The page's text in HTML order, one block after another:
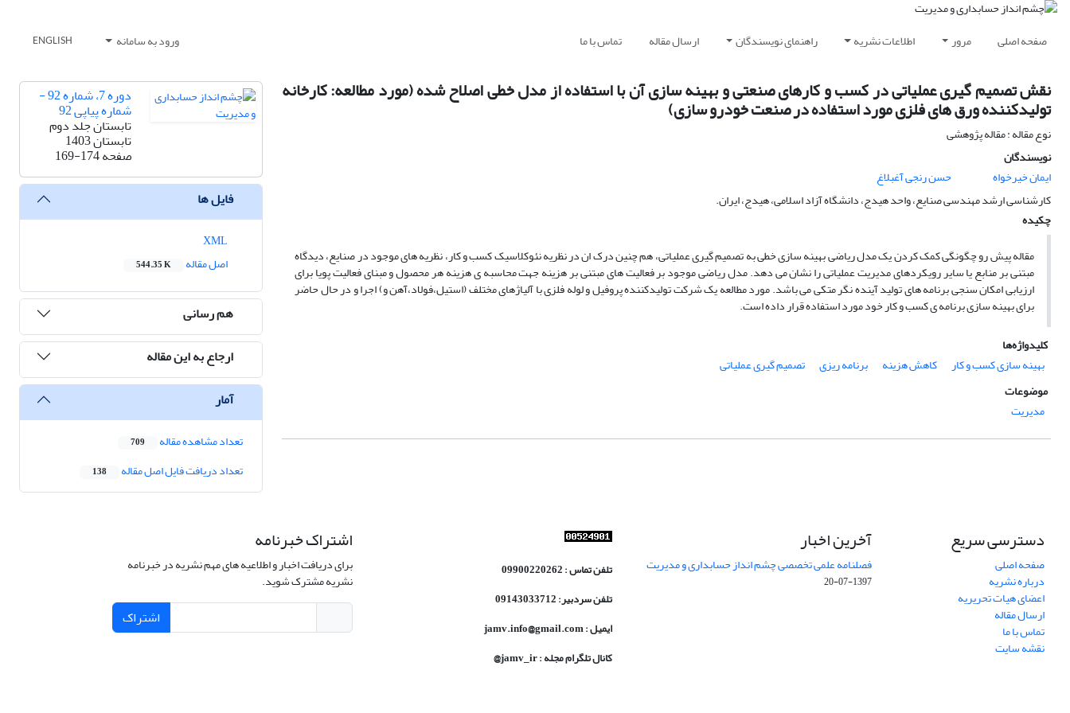
صفحه اصلی مرور اطلاعات نشریه راهنمای نویسندگان ارسال مقاله تماس با ما ورود به سامانه ENGLISH
نقش تصمیم گیری عملیاتی در کسب و کارهای صنعتی و بهینه سازی آن با استفاده از مدل خطی اصلاح شده (مورد مطالعه: کارخانه
تولیدکننده ورق های فلزی مورد استفاده در صنعت خودرو سازی)
نوع مقاله : مقاله پژوهشی
نویسندگان
ایمان خیرخواه
حسن رنجی آغبلاغ
کارشناسی ارشد مهندسی صنایع، واحد هیدج، دانشگاه آزاد اسلامی، هیدج، ایران.
چکیده
مقاله پیش رو چگونگی کمک کردن یک مدل ریاضی بهینه سازی خطی به تصمیم گیری عملیاتی، هم چنین درک ان در نظریه نئوکلاسیک کسب و کار، نظریه های موجود در صنایع، دیدگاه
مبتنی بر منابع یا سایر رویکردهای مدیریت عملیاتی را نشان می دهد. مدل ریاضی موجود بر فعالیت های مبتنی بر هزینه جهت محاسبه ی هزینه هر محصول و مبنای فعالیت پویا برای
ارزیابی امکان سنجی برنامه های تولید آینده نگر متکی می باشد. مورد مطالعه یک شرکت تولیدکننده پروفیل و لوله فلزی با آلیاژهای مختلف (استیل،فولاد،آهن و) اجرا و در حال حاضر
برای بهینه سازی برنامه ی کسب و کار خود مورد استفاده قرار داده است.
کلیدواژه‌ها
بهینه سازی کسب و کار
کاهش هزینه برنامه ریزی
تصمیم گیری عملیاتی
موضوعات
مدیریت
دوره 7، شماره 92 -
شماره پیاپی 92
تابستان جلد دوم
تابستان 1403
صفحه169-174
فایل ها
اصل مقاله
544.35 K
هم رسانی
ارجاع به این مقاله
آمار
تعداد مشاهده مقاله 709
تعداد دریافت فایل اصل مقاله 138
دسترسی سریع
صفحه اصلی
درباره نشریه
اعضای هیات تحریریه
ارسال مقاله
تماس با ما
نقشه سایت
آخرین اخبار
فصلنامه علمی تخصصی چشم انداز حسابداری و مدیریت
1397-07-20
تلفن تماس : 09900220262
تلفن سردبیر: 09143033712
ایمیل : jamv.info@gmail.com
کانال تلگرام مجله : jamv_ir@
اشتراک خبرنامه
برای دریافت اخبار و اطلاعیه های مهم نشریه در خبرنامه
نشریه مشترک شوید.
اشتراک